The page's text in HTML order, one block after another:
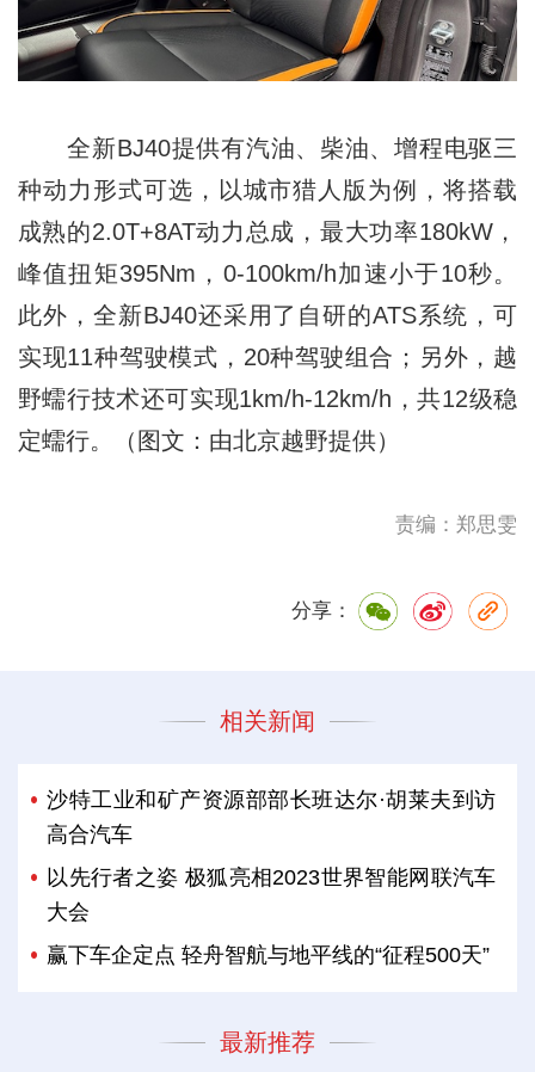
全新BJ40提供有汽油、柴油、增程电驱三
种动力形式可选，以城市猎人版为例，将搭载
成熟的2.0T+8AT动力总成，最大功率180kW，
峰值扭矩395Nm，0-100km/h加速小于10秒。
此外，全新BJ40还采用了自研的ATS系统，可
实现11种驾驶模式，20种驾驶组合；另外，越
野蠕行技术还可实现1km/h-12km/h，共12级稳
定蠕行。（图文：由北京越野提供）
责编：郑思雯
分享：
相关新闻
沙特工业和矿产资源部部长班达尔·胡莱夫到访
高合汽车
以先行者之姿 极狐亮相2023世界智能网联汽车
大会
赢下车企定点 轻舟智航与地平线的“征程500天”
最新推荐